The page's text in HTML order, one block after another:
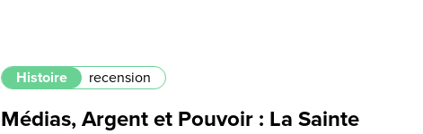
Histoire recension
Médias, Argent et Pouvoir : La Sainte